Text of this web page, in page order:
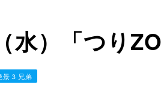
水）「つり
景３兄弟